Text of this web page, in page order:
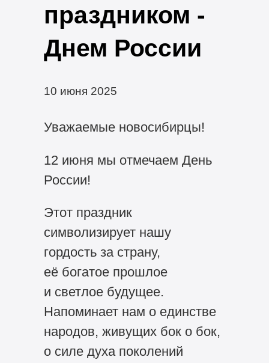
праздником -
Днем России
10 июня 2025
Уважаемые новосибирцы!
12 июня мы отмечаем День
России!
Этот праздник
символизирует нашу
гордость за страну,
её богатое прошлое
и светлое будущее.
Напоминает нам о единстве
народов, живущих бок о бок,
о силе духа поколений